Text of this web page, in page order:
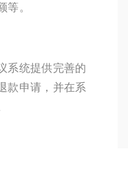
等。
系统提供完善的
款申请，并在系